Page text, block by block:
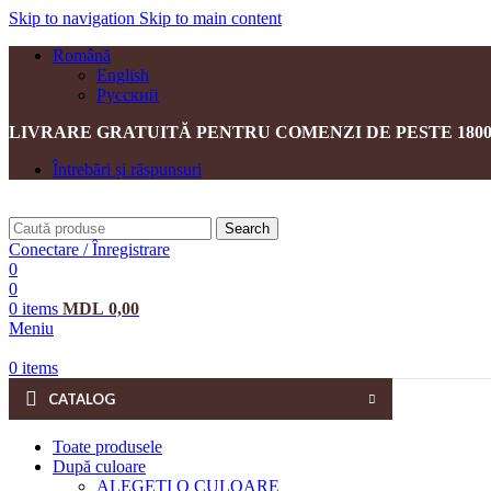
Skip to navigation Skip to main content
Română
English
Русский
LIVRARE GRATUITĂ PENTRU COMENZI DE PESTE
Întrebări și răspunsuri
Search
Conectare / Înregistrare
0
0
0 items MDL 0,00
Meniu
0 items
CATALOG
Toate produsele
După culoare
ALEGEȚI O CULOARE